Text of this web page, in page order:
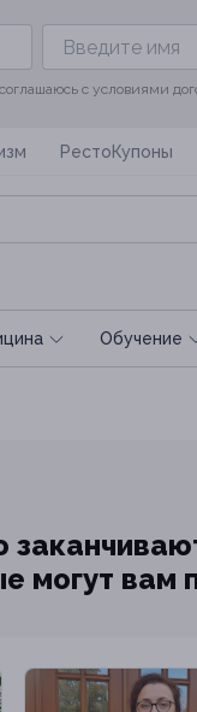
с условиями
РестоКупоны
Обучение
могут вам